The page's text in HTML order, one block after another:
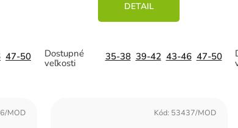
47-50
DETAIL
35-38 39-42 43-46 47-50
MOD Kód: 53437/MOD